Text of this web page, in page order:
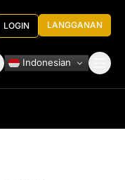
LOGIN LANGGANAN
Indonesian